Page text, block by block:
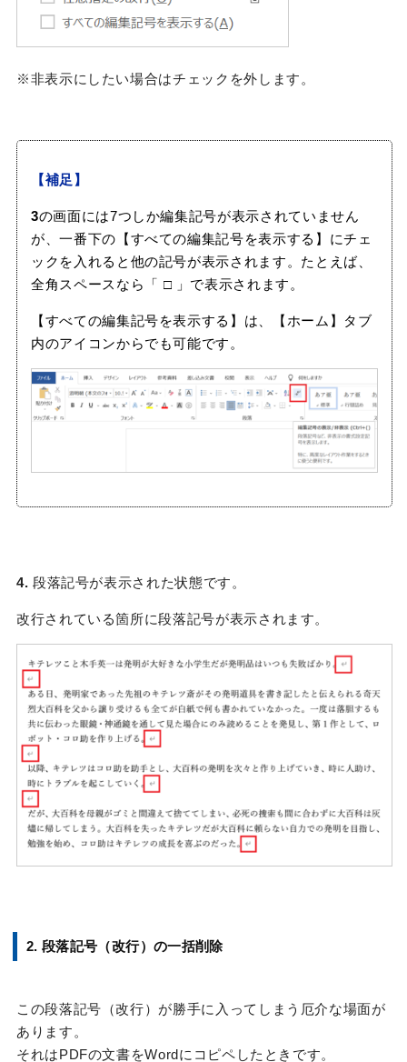
※非表示にしたい場合はチェックを外します。
【補足】
3の画面には7つしか編集記号が表示されていません
が、一番下の【すべての編集記号を表示する】にチェ
ックを入れると他の記号が表示されます。たとえば、
全角スペースなら「 □ 」で表示されます。
【すべての編集記号を表示する】は、【ホーム】タブ
内のアイコンからでも可能です。
4. 段落記号が表示された状態です。
改行されている箇所に段落記号が表示されます。
2. 段落記号（改行）の一括削除
この段落記号（改行）が勝手に入ってしまう厄介な場面が
あります。
それはPDFの文書をWordにコピペしたときです。